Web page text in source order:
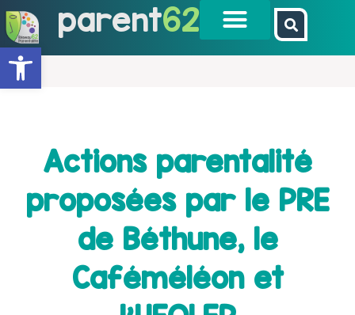
Ouvrir la barre d’outils
parent62
Actions parentalité
proposées par le PRE
de Béthune, le
Caféméléon et